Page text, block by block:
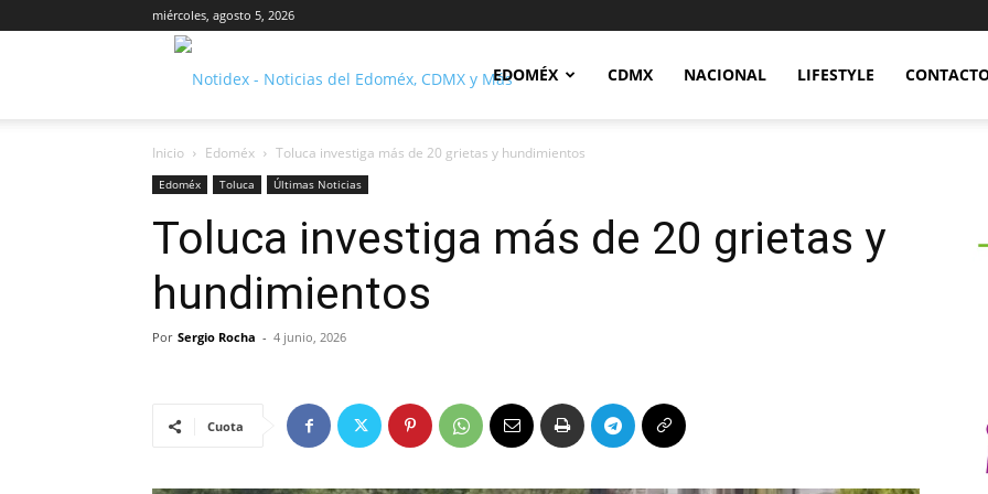
miércoles, agosto 5, 2026
Notidex
EDOMÉX CDMX NACIONAL LIFESTYLE
Inicio Edoméx Toluca investiga más de 20 grietas y hundimientos
Edoméx Toluca Últimas Noticias
Toluca investiga más de 20 grietas y
hundimientos
Por Sergio Rocha - 4 junio, 2026
Cuota